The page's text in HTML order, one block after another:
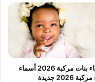
اسماء بنات مركبة 2026 أسماء
2026 جديدة